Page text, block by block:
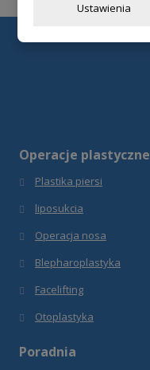
nie może
Operacje plastyczne
Plastika piersi
liposukcia
Operacja nosa
Blepharoplastyka
Facelifting
Otoplastyka
Poradnia
Ustawienia